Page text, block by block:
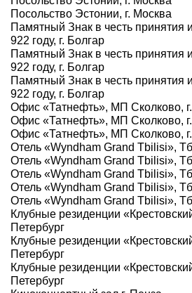
Посольство Эстонии, г. Москва
Памятный Знак в честь принятия
922 году, г. Болгар
Памятный Знак в честь принятия
922 году, г. Болгар
Памятный Знак в честь принятия
922 году, г. Болгар
Офис «Татнефть», МП Сколково,
Офис «Татнефть», МП Сколково,
Офис «Татнефть», МП Сколково,
Отель «Wyndham Grand Tbilisi»,
Отель «Wyndham Grand Tbilisi»,
Отель «Wyndham Grand Tbilisi»,
Отель «Wyndham Grand Tbilisi»,
Отель «Wyndham Grand Tbilisi»,
Клубные резиденции
Петербург
Клубные резиденции
Петербург
Клубные резиденции
Петербург